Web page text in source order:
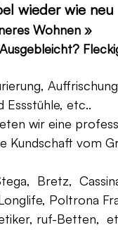
wieder wie neu
Wohnen »
Ausgebleicht?
Essstühle, etc..
wir eine
Kundschaft vom
Bretz,
Poltrona
ruf-Betten,